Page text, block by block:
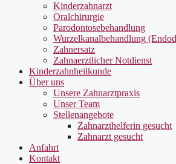
Kinderzahnarzt
Oralchirurgie
Parodontosebehandlung
Wurzelkanalbehandlung
Zahnersatz
Zahnaerztlicher Notdienst
Kinderzahnheilkunde
Über uns
Unsere Zahnarztpraxis
Unser Team
Stellenangebote
Zahnarzthelferin gesucht
Zahnarzt gesucht
Anfahrt
Kontakt